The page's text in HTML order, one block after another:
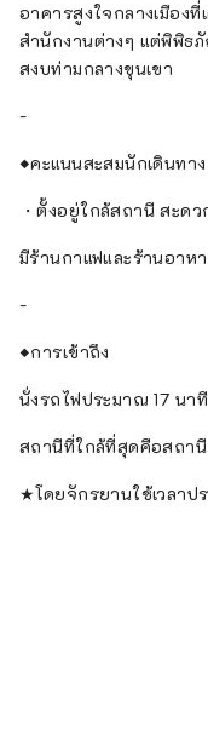
อาคารสูงใจกลางเมือง
สำนักงานต่างๆ แต่พิพิธ
สงบท่ามกลางขุนเขา
-
◆คะแนนสะสมนักเดินทาง
・ตั้งอยู่ใกล้สถานี สะด
มีร้านกาแฟและร้านอาห
-
◆การเข้าถึง
นั่งรถไฟประมาณ 17 นา
สถานีที่ใกล้ที่สุดคือสถา
★โดยจักรยานใช้เวลาป